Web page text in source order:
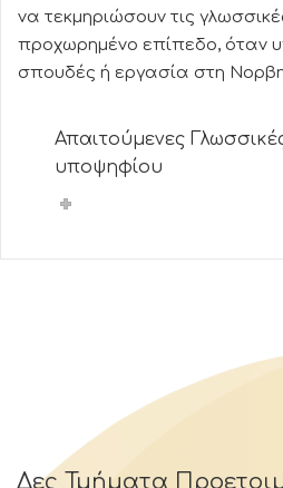
να τεκμηριώσουν τις
προχωρημένο επίπεδο, όταν
σπουδές ή εργασία στη
Απαιτούμενες
υποψηφίου
Δες Τμήματα